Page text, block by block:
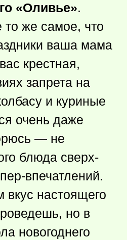
«Оливье».
то же самое, что
ваша мама
крестная,
запрета на
и куриные
очень даже
— не
блюда сверх-
впечатлений.
вкус настоящего
но в
новогоднего